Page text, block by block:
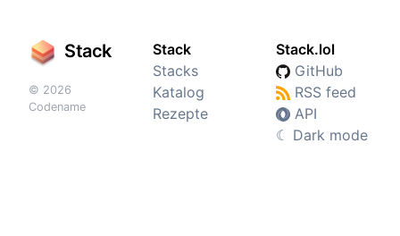
Stack
© 2026
Codename
Stack
Stacks
Katalog
Rezepte
Stack.lol
GitHub
RSS feed
API
☾ Dark mode